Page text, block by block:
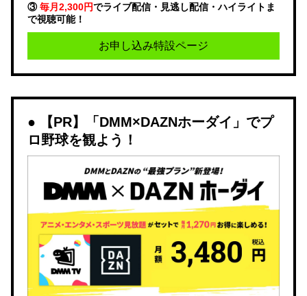
③毎月2,300円でライブ配信・見逃し配信・ハイライトま
で視聴可能！
お申し込み特設ページ
【PR】「DMM×DAZNホーダイ」でプ
ロ野球を観よう！